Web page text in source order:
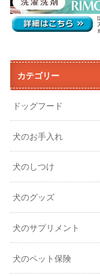
カテゴリー
ドッグフード
犬のお手入れ
犬のしつけ
犬のグッズ
犬のサプリメント
犬のペット保険